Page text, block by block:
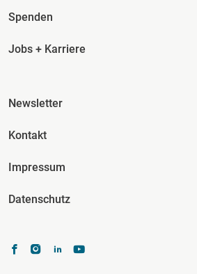
Spenden
Jobs + Karriere
Fusszeile Spalte 3
Newsletter
Kontakt
Impressum
Datenschutz